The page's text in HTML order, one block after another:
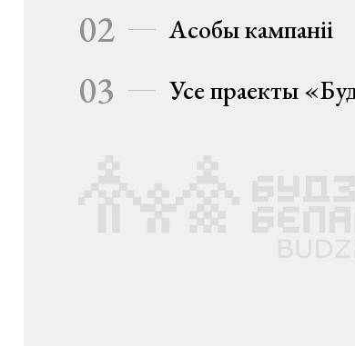
02 Асобы кампаніі
03 Усе праекты